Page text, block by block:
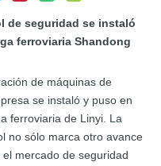
de seguridad se instaló
ferroviaria Shandong
de máquinas de
se instaló y puso en
ferroviaria de Linyi. La
no sólo marca otro avance
mercado de seguridad